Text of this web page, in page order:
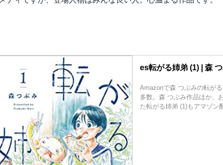
es転がる姉弟 (1) | 森
Amazonで森 つぶみの転が
多数。森 つぶみ作品ほか、
た転がる姉弟 (1)もアマゾン